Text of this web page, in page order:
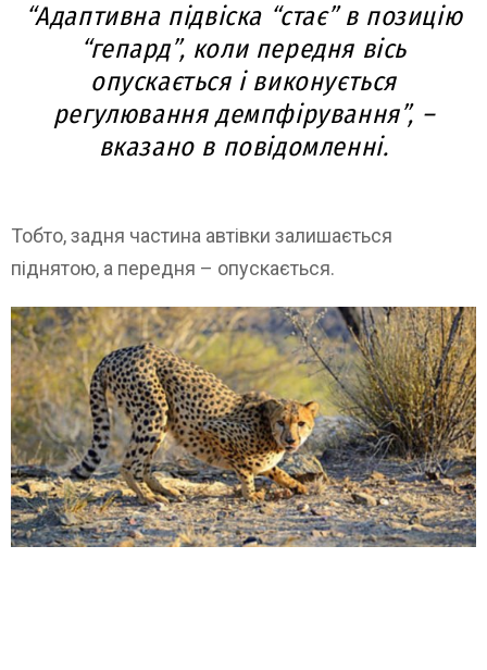
“Адаптивна підвіска “стає” в позицію
“гепард”, коли передня вісь
опускається і виконується
регулювання демпфірування”, –
вказано в повідомленні.
Тобто, задня частина автівки залишається
піднятою, а передня – опускається.